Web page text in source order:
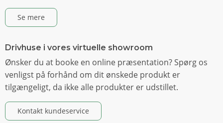
Se mere
Drivhuse i vores virtuelle showroom
Ønsker du at booke en online præsentation? Spørg os
venligst på forhånd om dit ønskede produkt er
tilgængeligt, da ikke alle produkter er udstillet.
Kontakt kundeservice